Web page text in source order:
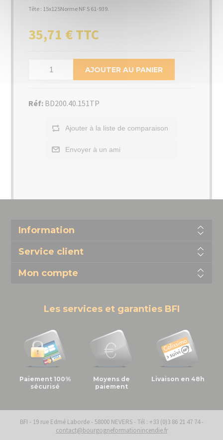
Tête : 15x125Norme NF S 61-939.
35,71 € TTC
AJOUTER AU PANIER
Réf: BD200.40.151TP
Ajouter à la liste de comparaison
Envoyer à un ami
Information
Service client
Mon compte
Les services et garanties BFI
Paiement 100%
sécurisé
Moyens de
paiement
Livaison en 48h
BFI - 19 rue Edmé Laborde - 58000 NEVERS - Tél : +33 (0)3 86 21 47 74 -
contact@bourgogneformationincendie.fr